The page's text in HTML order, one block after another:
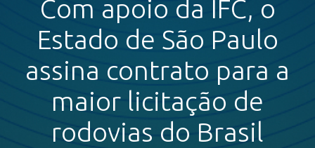
Com apoio da IFC, o
Estado de São Paulo
assina contrato para a
maior licitação de
rodovias do Brasil